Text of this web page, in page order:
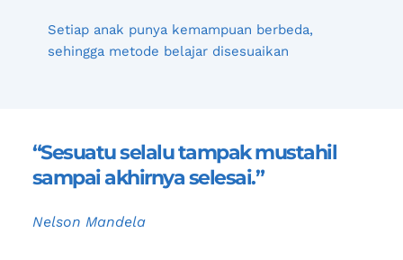
Setiap anak punya kemampuan berbeda,
sehingga metode belajar disesuaikan
“Sesuatu selalu tampak mustahil
sampai akhirnya selesai.”
Nelson Mandela